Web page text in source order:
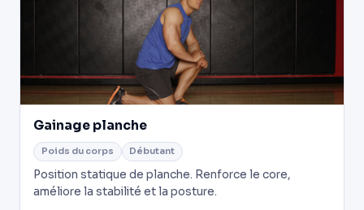
Gainage planche
Poids du corps Débutant
Position statique de planche. Renforce le core,
améliore la stabilité et la posture.